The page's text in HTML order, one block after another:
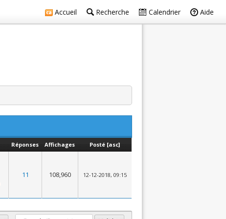
Accueil Recherche Calendrier Aide
Réponses Affichages Posté [asc]
11 108,960 12-12-2018, 09:15